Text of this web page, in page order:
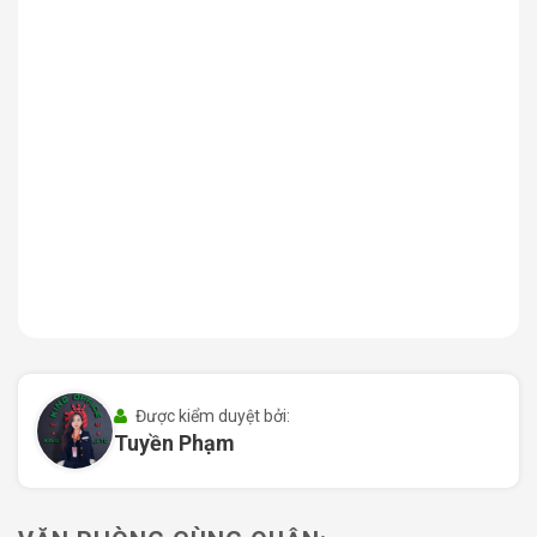
đều được lựa chọn kỹ lưỡng để mang đến không gian
làm việc tối ưu cho khách thuê, đồng thời tạo dựng hình
ảnh sang trọng và đẳng cấp cho các doanh nghiệp.
Quy mô tòa nhà: gồm 12 tầng với diện tích linh hoạt
Được kiểm duyệt bởi:
Tuyền Phạm